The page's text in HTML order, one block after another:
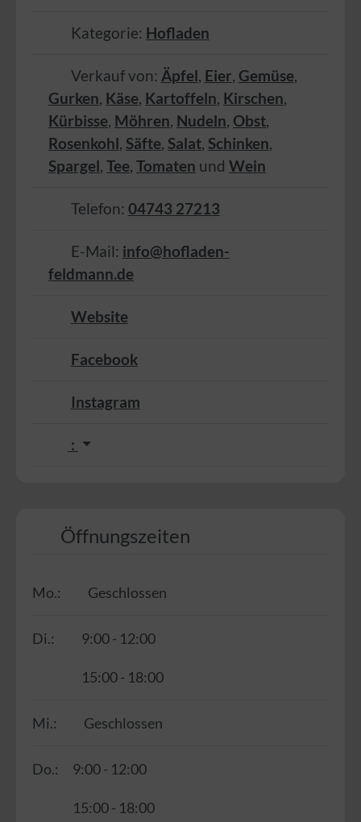
Kategorie: Hofladen
Verkauf von: Äpfel, Eier, Gemüse,
Gurken, Käse, Kartoffeln, Kirschen,
Kürbisse, Möhren, Nudeln, Obst,
Rosenkohl, Säfte, Salat, Schinken,
Spargel, Tee, Tomaten und Wein
Telefon: 04743 27213
E-Mail: info@hofladen-
feldmann.de
Website
Facebook
Instagram
:
Öffnungszeiten
Mo.: Geschlossen
Di.: 9:00 - 12:00
15:00 - 18:00
Mi.: Geschlossen
Do.: 9:00 - 12:00
15:00 - 18:00